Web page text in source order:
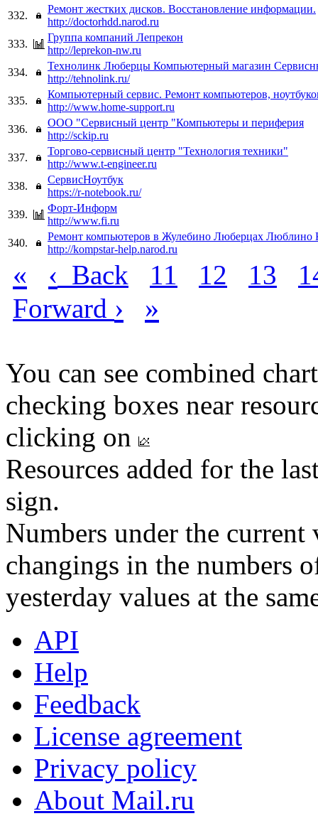
332.
Ремонт жестких дисков. Восстановление информации.
http://doctorhdd.narod.ru
333.
Группа компаний Лепрекон
http://leprekon-nw.ru
334.
Технолинк Люберцы Компьютерный магазин
http://tehnolink.ru/
335.
Компьютерный сервис. Ремонт компьютеров,
http://www.home-support.ru
336.
ООО "Сервисный центр "Компьютеры и периферия
http://sckip.ru
337.
Торгово-сервисный центр "Технология техники"
http://www.t-engineer.ru
338.
СервисНоутбук
https://r-notebook.ru/
339.
Форт-Информ
http://www.fi.ru
340.
Ремонт компьютеров в Жулебино Люберцах Люблино
http://kompstar-help.narod.ru
« ‹ Back 11 12 13
Forward › »
You can see combined
checking boxes near
clicking on
Resources added for the
sign.
Numbers under the
changings in the numbers
yesterday values at the
API
Help
Feedback
License agreement
Privacy policy
About Mail.ru